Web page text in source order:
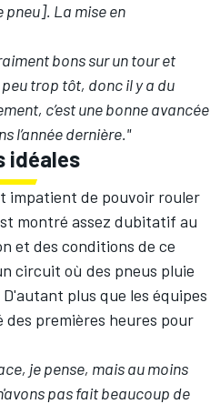
La mise en
bons sur un tour et
trop tôt, donc il y a du
c’est une bonne avancée
l’année dernière."
idéales
impatient de pouvoir rouler
montré assez dubitatif au
et des conditions de ce
circuit où des pneus pluie
plus que les équipes
premières heures pour
je pense, mais au moins
pas fait beaucoup de